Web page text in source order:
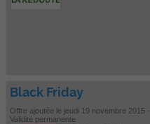
Black Friday
Offre ajoutée le jeudi 19 novembre 2015 -
Validité permanente